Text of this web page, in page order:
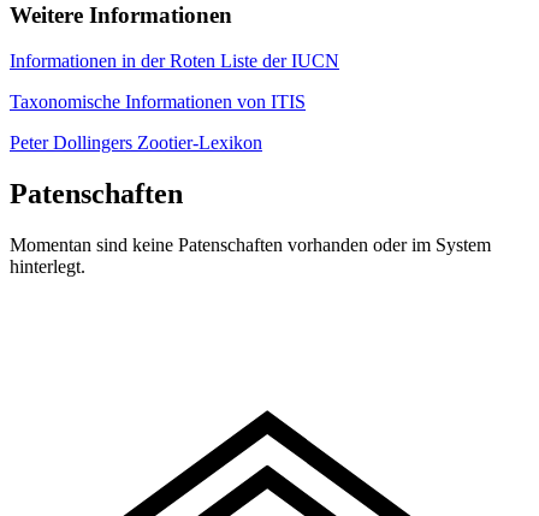
Weitere Informationen
Informationen in der Roten Liste der IUCN
Taxonomische Informationen von ITIS
Peter Dollingers Zootier-Lexikon
Patenschaften
Momentan sind keine Patenschaften vorhanden oder im System
hinterlegt.